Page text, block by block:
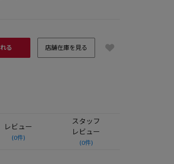
る 店舗在庫を見る
レビュー
(0件)
スタッフ
レビュー
(0件)